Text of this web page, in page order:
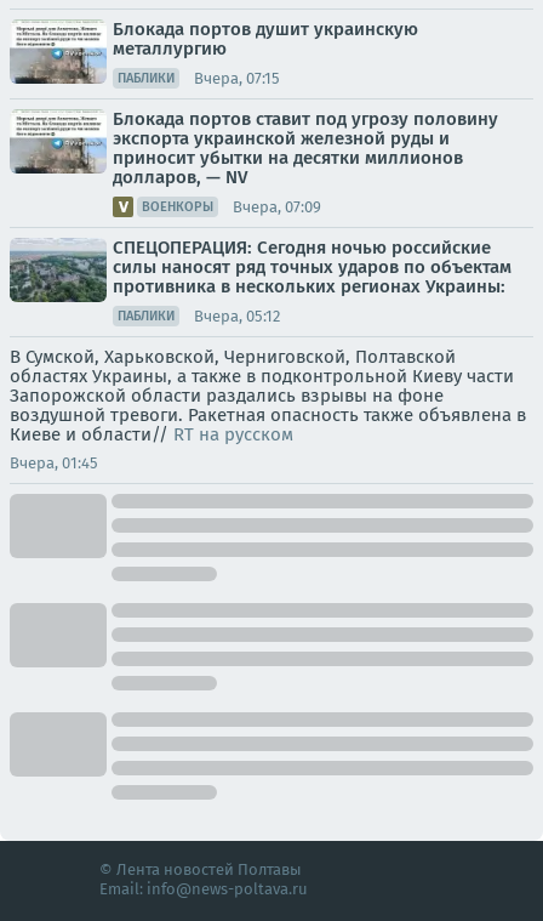
Блокада портов душит украинскую
металлургию
ПАБЛИКИ Вчера, 07:15
Блокада портов ставит под угрозу половину
экспорта украинской железной руды и
приносит убытки на десятки миллионов
долларов, — NV
ВОЕНКОРЫ Вчера, 07:09
СПЕЦОПЕРАЦИЯ: Сегодня ночью российские
силы наносят ряд точных ударов по объектам
противника в нескольких регионах Украины:
ПАБЛИКИ Вчера, 05:12
В Сумской, Харьковской, Черниговской, Полтавской
областях Украины, а также в подконтрольной Киеву части
Запорожской области раздались взрывы на фоне
воздушной тревоги. Ракетная опасность также объявлена в
Киеве и области// RT на русском
Вчера, 01:45
© Лента новостей Полтавы
Email: info@news-poltava.ru